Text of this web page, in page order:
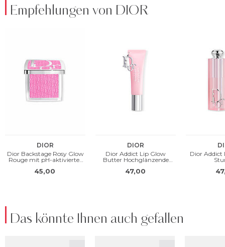
Empfehlungen von DIOR
Das könnte Ihnen auch gefallen